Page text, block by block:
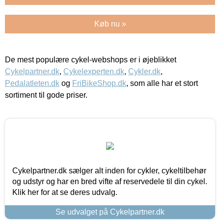
Køb nu »
De mest populære cykel-webshops er i øjeblikket
Cykelpartner.dk, Cykelexperten.dk, Cykler.dk,
Pedalatleten.dk og FriBikeShop.dk, som alle har et stort
sortiment til gode priser.
Cykelpartner.dk sælger alt inden for cykler, cykeltilbehør
og udstyr og har en bred vifte af reservedele til din cykel.
Klik her for at se deres udvalg.
Se udvalget på Cykelpartner.dk